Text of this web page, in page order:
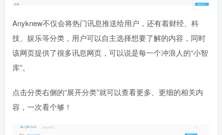
Anyknew不仅会将热门讯息推送给用户，还有着财经、科
技、娱乐等分类，用户可以自主选择想要了解的内容，同时
该网页提供了很多讯息网页，可以说是每一个冲浪人的“小智
库”。
点击分类右侧的“展开分类”就可以查看更多、更细的相关内
容，一次看个够！